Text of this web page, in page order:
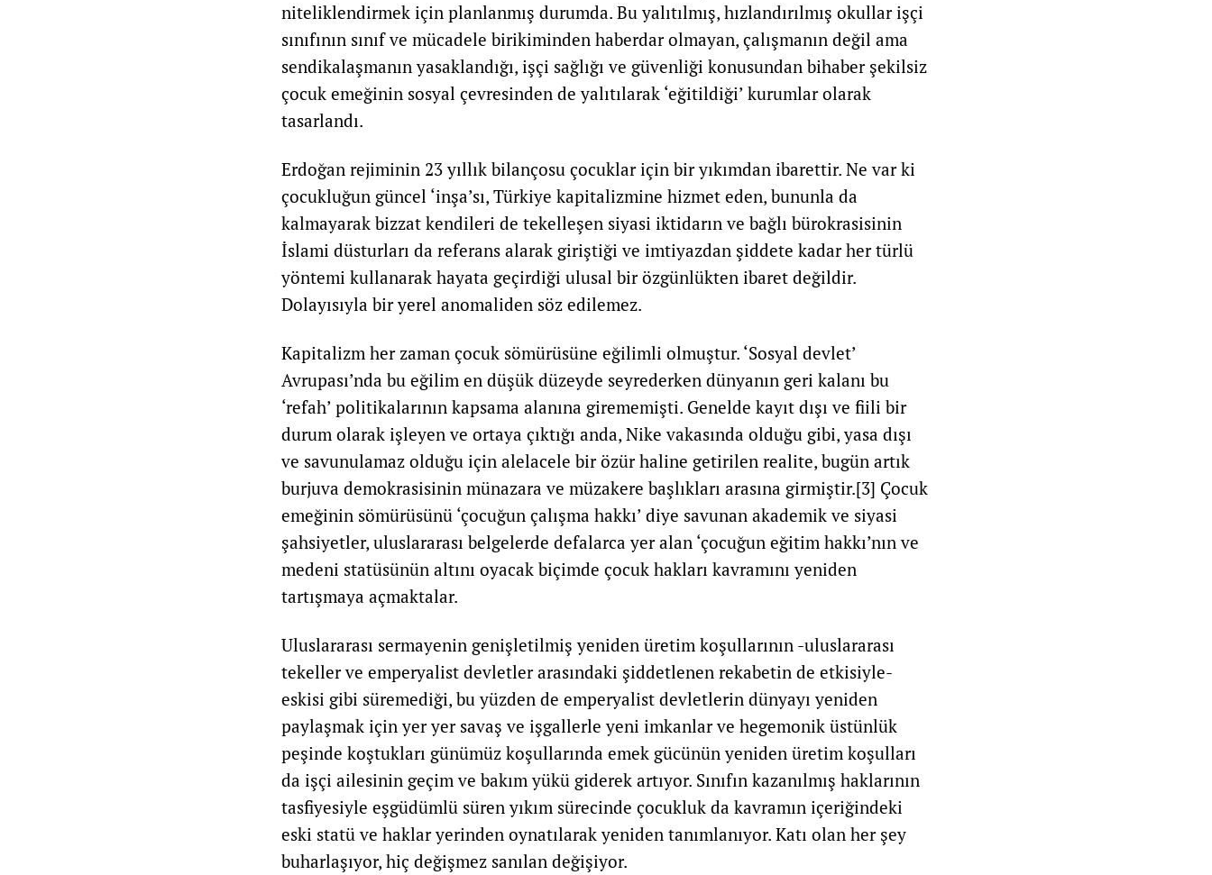
niteliklendirmek için planlanmış durumda. Bu yalıtılmış, hızlandırılmış okullar işçi
sınıfının sınıf ve mücadele birikiminden haberdar olmayan, çalışmanın değil ama
sendikalaşmanın yasaklandığı, işçi sağlığı ve güvenliği konusundan bihaber şekilsiz
çocuk emeğinin sosyal çevresinden de yalıtılarak ‘eğitildiği’ kurumlar olarak
tasarlandı.
Erdoğan rejiminin 23 yıllık bilançosu çocuklar için bir yıkımdan ibarettir. Ne var ki
çocukluğun güncel ‘inşa’sı, Türkiye kapitalizmine hizmet eden, bununla da
kalmayarak bizzat kendileri de tekelleşen siyasi iktidarın ve bağlı bürokrasisinin
İslami düsturları da referans alarak giriştiği ve imtiyazdan şiddete kadar her türlü
yöntemi kullanarak hayata geçirdiği ulusal bir özgünlükten ibaret değildir.
Dolayısıyla bir yerel anomaliden söz edilemez.
Kapitalizm her zaman çocuk sömürüsüne eğilimli olmuştur. ‘Sosyal devlet’
Avrupası’nda bu eğilim en düşük düzeyde seyrederken dünyanın geri kalanı bu
‘refah’ politikalarının kapsama alanına girememişti. Genelde kayıt dışı ve fiili bir
durum olarak işleyen ve ortaya çıktığı anda, Nike vakasında olduğu gibi, yasa dışı
ve savunulamaz olduğu için alelacele bir özür haline getirilen realite, bugün artık
burjuva demokrasisinin münazara ve müzakere başlıkları arasına girmiştir.[3] Çocuk
emeğinin sömürüsünü ‘çocuğun çalışma hakkı’ diye savunan akademik ve siyasi
şahsiyetler, uluslararası belgelerde defalarca yer alan ‘çocuğun eğitim hakkı’nın ve
medeni statüsünün altını oyacak biçimde çocuk hakları kavramını yeniden
tartışmaya açmaktalar.
Uluslararası sermayenin genişletilmiş yeniden üretim koşullarının -uluslararası
tekeller ve emperyalist devletler arasındaki şiddetlenen rekabetin de etkisiyle-
eskisi gibi süremediği, bu yüzden de emperyalist devletlerin dünyayı yeniden
paylaşmak için yer yer savaş ve işgallerle yeni imkanlar ve hegemonik üstünlük
peşinde koştukları günümüz koşullarında emek gücünün yeniden üretim koşulları
da işçi ailesinin geçim ve bakım yükü giderek artıyor. Sınıfın kazanılmış haklarının
tasfiyesiyle eşgüdümlü süren yıkım sürecinde çocukluk da kavramın içeriğindeki
eski statü ve haklar yerinden oynatılarak yeniden tanımlanıyor. Katı olan her şey
buharlaşıyor, hiç değişmez sanılan değişiyor.